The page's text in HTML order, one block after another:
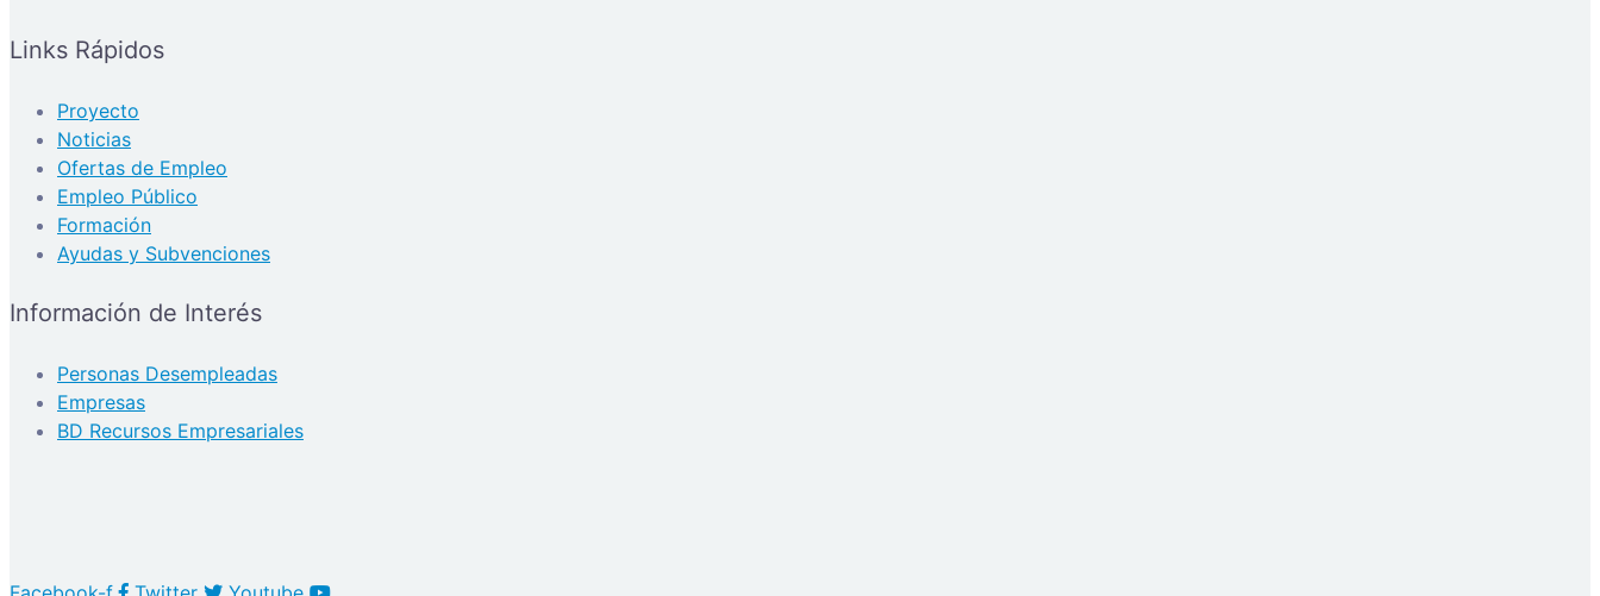
Links Rápidos
Proyecto
Noticias
Ofertas de Empleo
Empleo Público
Formación
Ayudas y Subvenciones
Información de Interés
Personas Desempleadas
Empresas
BD Recursos Empresariales